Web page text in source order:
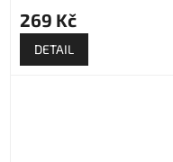
269 Kč
DETAIL